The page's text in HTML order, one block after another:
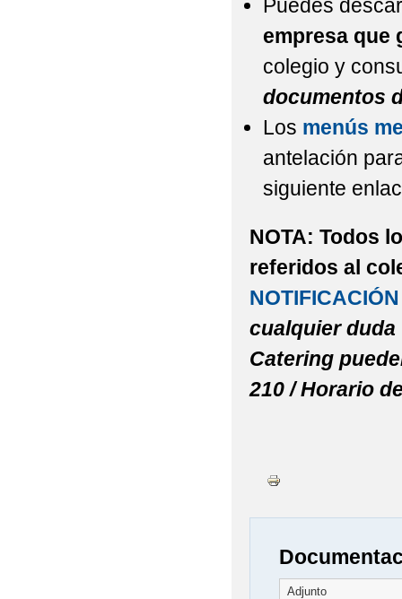
Puedes
empresa que
colegio y
documentos
Los menús
antelación
siguiente
NOTA: Todos
referidos al
cualquier
Catering
210 / Horario
Adjunto